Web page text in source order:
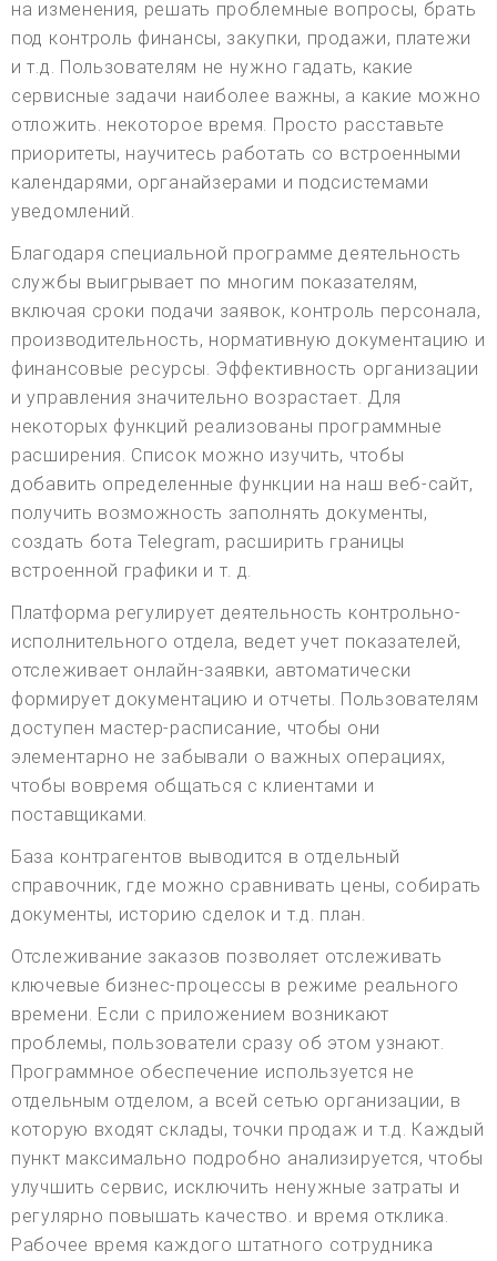
на изменения, решать проблемные вопросы, брать
под контроль финансы, закупки, продажи, платежи
и т.д. Пользователям не нужно гадать, какие
сервисные задачи наиболее важны, а какие можно
отложить. некоторое время. Просто расставьте
приоритеты, научитесь работать со встроенными
календарями, органайзерами и подсистемами
уведомлений.
Благодаря специальной программе деятельность
службы выигрывает по многим показателям,
включая сроки подачи заявок, контроль персонала,
производительность, нормативную документацию и
финансовые ресурсы. Эффективность организации
и управления значительно возрастает. Для
некоторых функций реализованы программные
расширения. Список можно изучить, чтобы
добавить определенные функции на наш веб-сайт,
получить возможность заполнять документы,
создать бота Telegram, расширить границы
встроенной графики и т. д.
Платформа регулирует деятельность контрольно-
исполнительного отдела, ведет учет показателей,
отслеживает онлайн-заявки, автоматически
формирует документацию и отчеты. Пользователям
доступен мастер-расписание, чтобы они
элементарно не забывали о важных операциях,
чтобы вовремя общаться с клиентами и
поставщиками.
База контрагентов выводится в отдельный
справочник, где можно сравнивать цены, собирать
документы, историю сделок и т.д. план.
Отслеживание заказов позволяет отслеживать
ключевые бизнес-процессы в режиме реального
времени. Если с приложением возникают
проблемы, пользователи сразу об этом узнают.
Программное обеспечение используется не
отдельным отделом, а всей сетью организации, в
которую входят склады, точки продаж и т.д. Каждый
пункт максимально подробно анализируется, чтобы
улучшить сервис, исключить ненужные затраты и
регулярно повышать качество. и время отклика.
Рабочее время каждого штатного сотрудника